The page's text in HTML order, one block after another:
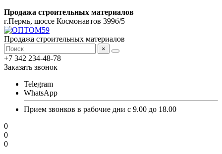
Продажа строительных материалов
г.Пермь, шоссе Космонавтов 399б/5
Продажа строительных материалов
×
+7 342 234-48-78
Заказать звонок
Telegram
WhatsApp
Прием звонков в рабочие дни с 9.00 до 18.00
0
0
0